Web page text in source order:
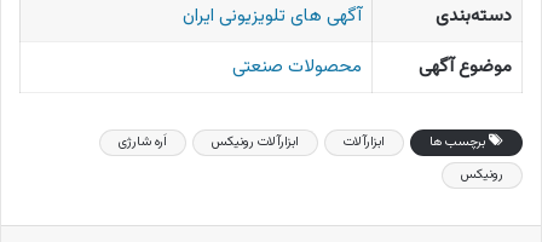
دسته‌بندی
آگهی های تلویزیونی ایران
موضوع آگهی
محصولات صنعتی
برچسب ها ابزارآلات ابزارآلات رونیکس
اَره شارژی
رونیکس